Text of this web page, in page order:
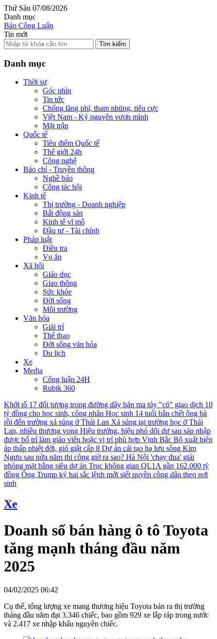
Thứ Sáu 07/08/2026
Danh mục
Báo Công Luận
Tin mới
Tìm kiếm
Danh mục
Thời sự
Góc nhìn
Tin tức
Chống lãng phí, tham nhũng, tiêu cực
Việt Nam - Kỷ nguyên vươn mình
Mặt trận
Quốc tế
Tiêu điểm Quốc tế
Thế giới 24h
Công nghệ
Báo chí - Truyền thông
Nghề báo
Công tác hội
Kinh tế
Thị trường - Doanh nghiệp
Bất động sản
Kinh tế vĩ mô
Đầu tư - Tài chính
Pháp luật
Điều tra
Vụ án
Xã hội
Giáo dục
Giao thông
Sức khỏe
Đời sống
Môi trường
Văn hóa
Giải trí
Thể thao
Đời sống văn hóa
Du lịch
Xe
Media
Công luận 24H
Rubik 360
Khởi tố 17 đối tượng trong đường dây bán ma túy "cỏ" giao dịch 10
tỷ đồng cho học sinh, công nhân Học sinh 14 tuổi bắn chết ông bà
rồi đến trường xả súng ở Thái Lan Xả súng tại trường học ở Thái
Lan, nhiều thương vong Hiệu trưởng, hiệu phó dôi dư sau sáp nhập
được bố trí làm giáo viên hoặc vị trí phù hợp Vịnh Bắc Bộ xuất hiện
áp thấp nhiệt đới, gió giật cấp 8 Dự án cải tạo hạ lưu sông Kim
Ngưu sau nửa năm thi công giờ ra sao? Hà Nội 'chạy đua' giải
phóng mặt bằng siêu dự án Trục không gian QL1A gần 162.000 tỷ
đồng Ông Trump ký hai sắc lệnh mới siết quyền công dân theo nơi
sinh
Xe
Doanh số bán hàng ô tô Toyota
tăng mạnh tháng đầu năm
2025
04/02/2025 06:42
Cụ thể, tổng lượng xe mang thương hiệu Toyota bán ra thị trường
tháng đầu năm đạt 3.346 chiếc, bao gồm 929 xe lắp ráp trong nước
và 2.417 xe nhập khẩu nguyên chiếc.